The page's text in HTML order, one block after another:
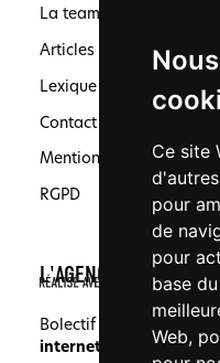
Ce site
pour
de
pour
base
Web,
La team
Articles
Lexique
Contact
Mentions légales
RGPD
L'AGENCE
Bolectif est une agence
internet
SEOet en